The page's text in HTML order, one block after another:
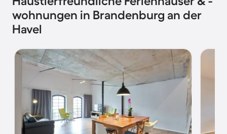
wohnungen in Brandenburg an der
Havel